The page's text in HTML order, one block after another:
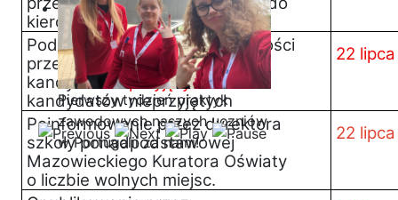
Pierwszy tydzień praktyk
zawodowych naszych uczniów
w Portugalii za nami!
kierowania pojazdami.
Podanie do publicznej wiadomości
przez komisję rekrutacyjnąlisty
kandydatówprzyjętychi
kandydatów nieprzyjętych
22
Poinformowanie przez dyrektora
szkoły ponadpodstawowej
Mazowieckiego Kuratora Oświaty
o liczbie wolnych miejsc.
22